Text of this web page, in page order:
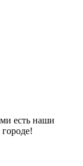
есть наши